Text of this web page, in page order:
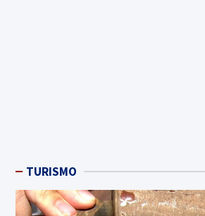
TURISMO